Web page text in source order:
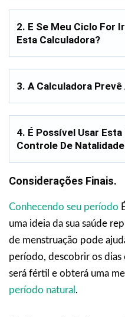
2. E Se Meu Ciclo For
Esta Calculadora?
3. A Calculadora Prevê
4. É Possível Usar
Controle De
Considerações Finais.
Conhecendo seu período
uma ideia da sua saúde
de menstruação pode
período, descobrir os
será fértil e obterá uma
período natural .